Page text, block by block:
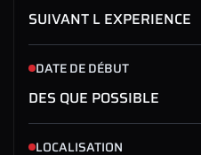
SUIVANT L EXPERIENCE
DATE DE DÉBUT
DES QUE POSSIBLE
LOCALISATION